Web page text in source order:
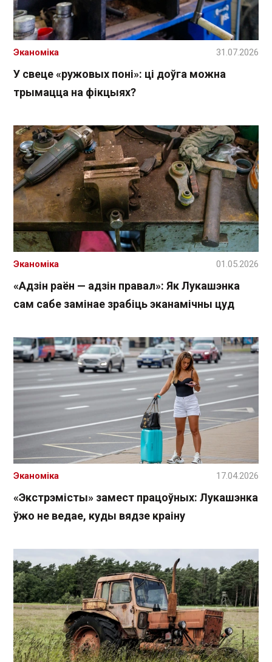
У свеце «ружовых поні»: ці доўга можна
трымацца на фікцыях?
Эканоміка 31.07.2026
«Адзін раён — адзін правал»: Як Лукашэнка
сам сабе замінае зрабіць эканамічны цуд
Эканоміка 01.05.2026
«Экстрэмісты» замест працоўных: Лукашэнка
ўжо не ведае, куды вядзе краіну
Эканоміка 17.04.2026